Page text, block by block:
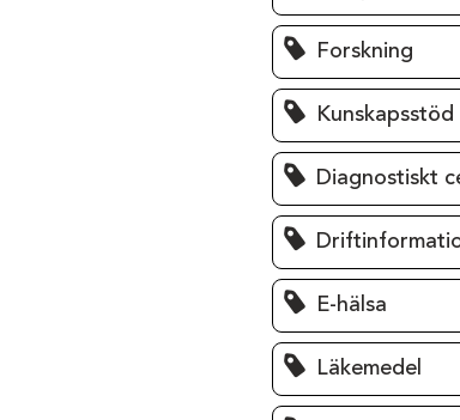
Forskning
Kunskapsstöd
Diagnostiskt
E-hälsa
Läkemedel